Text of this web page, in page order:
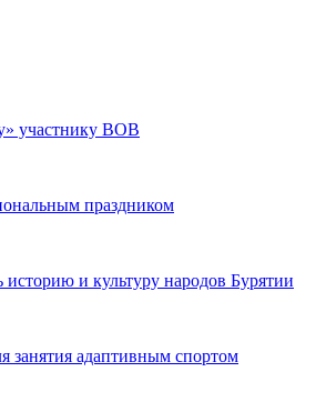
участнику ВОВ
праздником
и культуру народов Бурятии
занятия адаптивным спортом